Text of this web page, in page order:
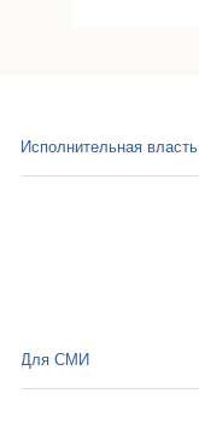
Исполнительная власть
Для СМИ